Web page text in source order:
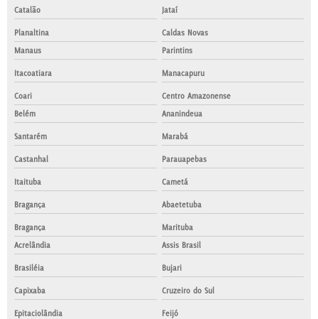
Catalão Jataí
Planaltina
Caldas Novas
Manaus
Parintins
Itacoatiara Manacapuru
Coari
Centro Amazonense
Belém
Ananindeua
Santarém Marabá
Castanhal Parauapebas
Itaituba Cametá
Bragança Abaetetuba
Bragança
Marituba
Acrelândia
Assis Brasil
Brasiléia Bujari
Capixaba Cruzeiro do Sul
Epitaciolândia Feijó